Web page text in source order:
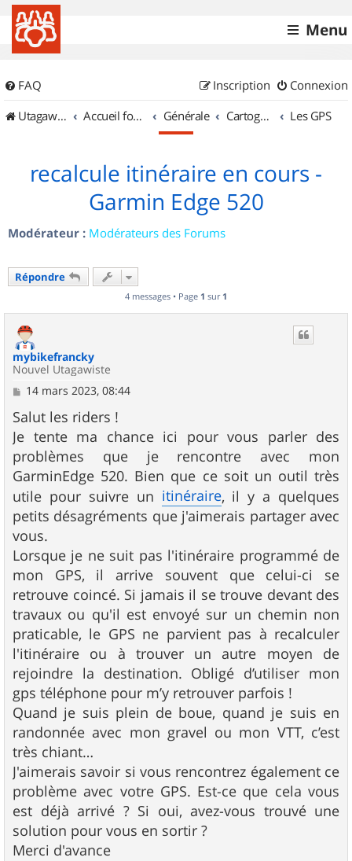
Menu
FAQ Connexion
Inscription
UtagawaVTT (Randos VTT et VTTAE avec traces GPS)
Accueil forum Générale Cartographie et GPS Les GPS
recalcule itinéraire en cours -
Garmin Edge 520
Modérateur : Modérateurs des Forums
Répondre
4 messages • Page 1 sur 1
mybikefrancky
Nouvel Utagawiste
M
s
s
a
g
e
14 mars 2023, 08:44
Salut les riders !
Je tente ma chance ici pour vous parler des
problèmes que je rencontre avec mon
GarminEdge 520. Bien que ce soit un outil très
utile pour suivre un itinéraire, il y a quelques
petits désagréments que j'aimerais partager avec
vous.
Lorsque je ne suit pas l'itinéraire programmé de
mon GPS, il arrive souvent que celui-ci se
retrouve coincé. Si jamais il se trouve devant des
travaux ou qu'il est envoyé sur un chemin non
praticable, le GPS ne parvient pas à recalculer
l'itinéraire ou à trouver un autre moyen de
rejoindre la destination. Obligé d’utiliser mon
gps téléphone pour m’y retrouver parfois !
Quand je suis plein de boue, quand je suis en
randonnée avec mon gravel ou mon VTT, c’est
très chiant…
J'aimerais savoir si vous rencontrez également ce
problème avec votre GPS. Est-ce que cela vous
est déjà arrivé ? Si oui, avez-vous trouvé une
solution pour vous en sortir ?
Merci d'avance